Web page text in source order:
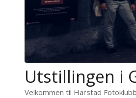
Utstillingen i
Velkommen til Harstad